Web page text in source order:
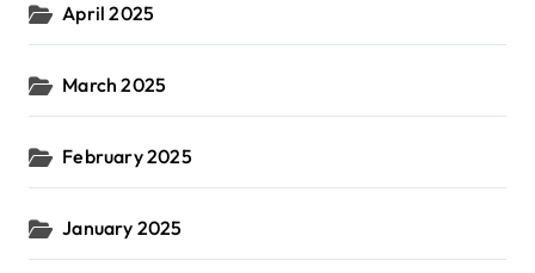
April 2025
March 2025
February 2025
January 2025